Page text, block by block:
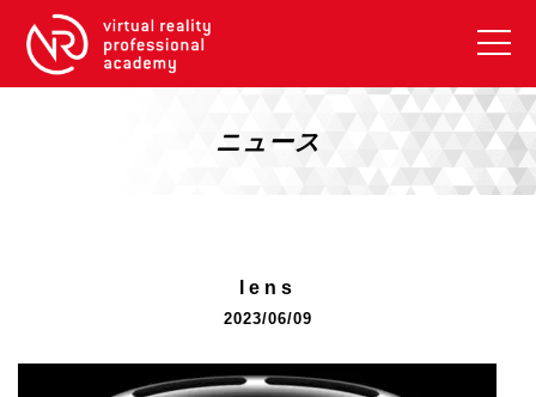
VRアカデミーとは
【2026年10月】XRプロフェッショナル
ニュース
lens
2023/06/09